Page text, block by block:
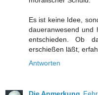
Es ist keine Idee,
daueranwesend und
entschieden. Ob
erschießen läßt,
Antworten
Die Anmerkung